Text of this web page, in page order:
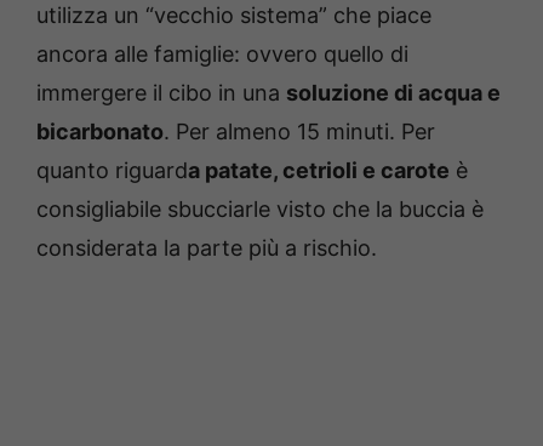
utilizza un “vecchio sistema” che piace
ancora alle famiglie: ovvero quello di
immergere il cibo in una soluzione di acqua e
bicarbonato. Per almeno 15 minuti. Per
quanto riguarda patate, cetrioli e carote è
consigliabile sbucciarle visto che la buccia è
considerata la parte più a rischio.